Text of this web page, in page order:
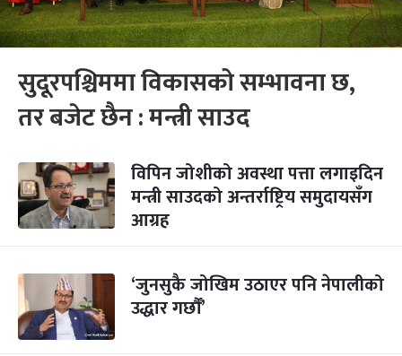
सुदूरपश्चिममा विकासको सम्भावना छ,
तर बजेट छैन : मन्त्री साउद
विपिन जोशीको अवस्था पत्ता लगाइदिन
मन्त्री साउदको अन्तर्राष्ट्रिय समुदायसँग
आग्रह
‘जुनसुकै जोखिम उठाएर पनि नेपालीको
उद्धार गर्छौं’